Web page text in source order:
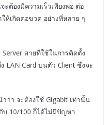
ต้องมีความเร็วเพียงพอ ต่อ
ห้เกิดคอขวด อย่างที่หลาย ๆ
สายที่ใช้ในการติดตั้ง
LAN Card บนตัว Client ซึ่งจะ
า จะต้องใช้ Gigabit เท่านั้น
บ 10/100 ก็ได้ไม่มีปัญหา